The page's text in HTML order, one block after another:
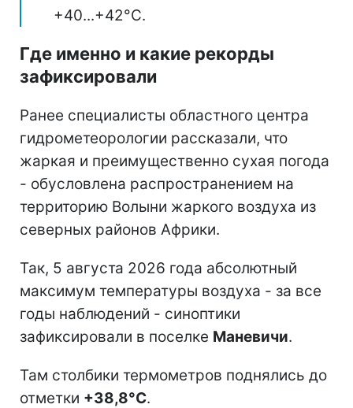
+40...+42°С.
Где именно и какие рекорды
зафиксировали
Ранее специалисты областного центра
гидрометеорологии рассказали, что
жаркая и преимущественно сухая погода
- обусловлена распространением на
территорию Волыни жаркого воздуха из
северных районов Африки.
Так, 5 августа 2026 года абсолютный
максимум температуры воздуха - за все
годы наблюдений - синоптики
зафиксировали в поселке Маневичи.
Там столбики термометров поднялись до
отметки +38,8°С.